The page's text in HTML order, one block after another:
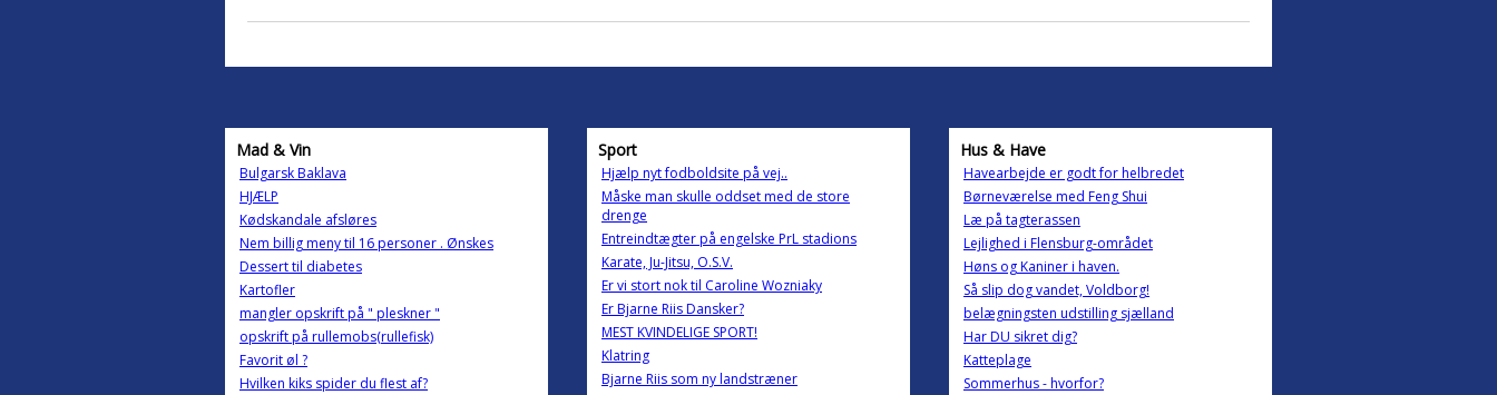
Mad & Vin
Bulgarsk Baklava
HJÆLP
Kødskandale afsløres
Nem billig meny til 16 personer . Ønskes
Dessert til diabetes
Kartofler
mangler opskrift på " pleskner "
opskrift på rullemobs(rullefisk)
Favorit øl ?
Hvilken kiks spider du flest af?
Sport
Hjælp nyt fodboldsite på vej..
Måske man skulle oddset med de store
drenge
Entreindtægter på engelske PrL stadions
Karate, Ju-Jitsu, O.S.V.
Er vi stort nok til Caroline Wozniaky
Er Bjarne Riis Dansker?
MEST KVINDELIGE SPORT!
Klatring
Bjarne Riis som ny landstræner
Hus & Have
Havearbejde er godt for helbredet
Børneværelse med Feng Shui
Læ på tagterassen
Lejlighed i Flensburg-området
Høns og Kaniner i haven.
Så slip dog vandet, Voldborg!
belægningsten udstilling sjælland
Har DU sikret dig?
Katteplage
Sommerhus - hvorfor?